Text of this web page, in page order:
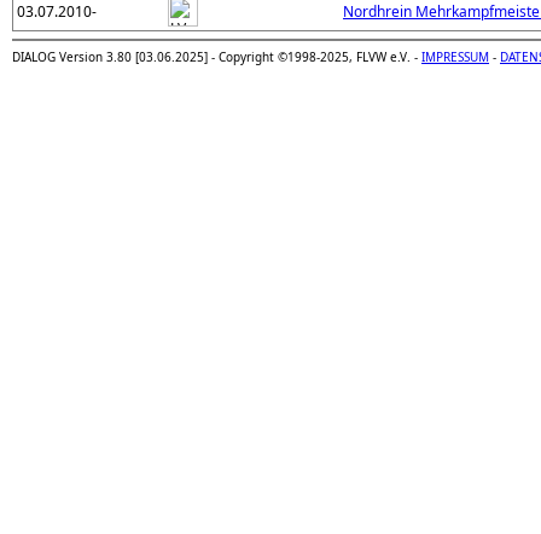
03.07.2010-
Nordhrein
DIALOG Version 3.80 [03.06.2025] - Copyright ©1998-2025, FLVW e.V. - IMPRESSUM -